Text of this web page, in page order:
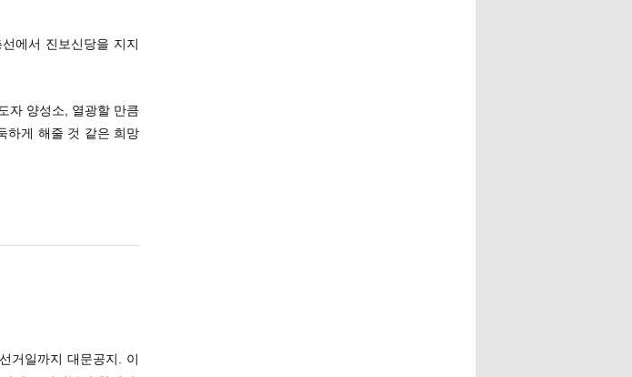
에서 진보신당을 지지
자 양성소, 열광할 만큼
하게 해줄 것 같은 희망
거일까지 대문공지. 이